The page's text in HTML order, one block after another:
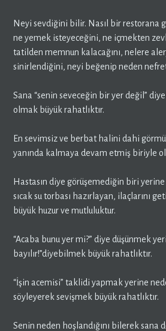
Neyi sevdiğini bilir. Nasıl bir restorana
ne yemek isteyeceğini, ne içmekten
tatilden memnun kalacağını, nelere
sinirlendiğini, neyi beğenip neden
Sana “senin seveceğin bir yer değil”
olmak büyük rahatlıktır.
En sevimsiz ve berbat halini dahi
yanında kalmaya devam etmiş biriyle
Hastasın diye görüşemediğin biri yerine
sıcak su torbası hazırlayan, ilaçlarını
büyük huzur ve mutluluktur.
“Acaba bunu yer mi?” diye düşünmek
bayılır!”diyebilmek büyük rahatlıktır.
“İşin acemisi” taklidi yapmak yerine
söyleyerek sevişmek büyük rahatlıktır.
Senin neden hoşlandığını bilerek sana